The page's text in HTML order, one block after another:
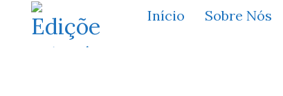
Início Sobre Nós